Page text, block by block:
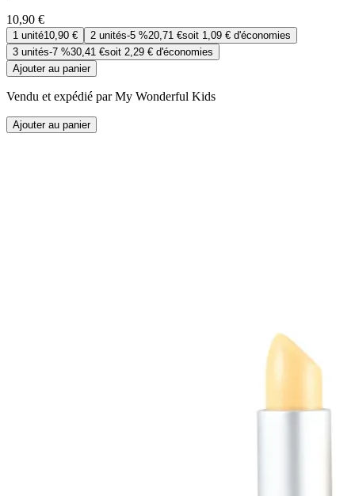
10,90 €
1 unité10,90 € 2 unités-5 %20,71 €soit 1,09 € d'économies
3 unités-7 %30,41 €soit 2,29 € d'économies
Ajouter au panier
Vendu et expédié par My Wonderful Kids
Ajouter au panier